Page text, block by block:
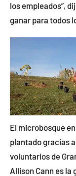
los empleados”,
ganar para todos
El microbosque
plantado gracias
voluntarios de
Allison Cann es la